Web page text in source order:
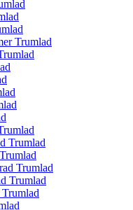
Trumlad
Trumlad
Trumlad
Trumlad